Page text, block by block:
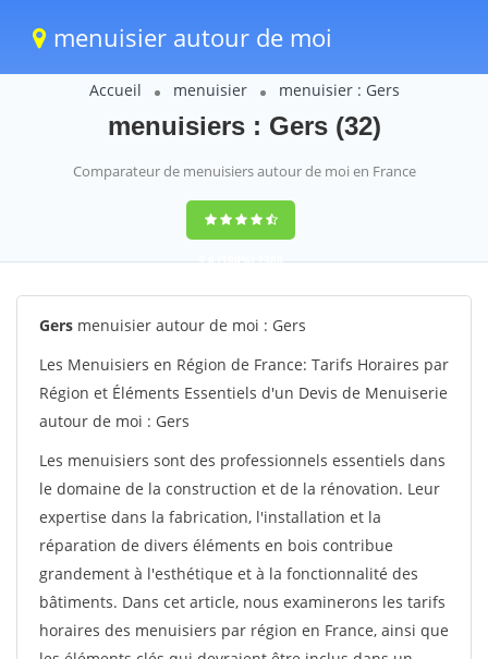
menuisier autour de moi
Accueil menuisier menuisier : Gers
menuisiers : Gers (32)
Comparateur de menuisiers autour de moi en France
9,6(100%)1388
votes
Gers menuisier autour de moi : Gers
Les Menuisiers en Région de France: Tarifs Horaires par
Région et Éléments Essentiels d'un Devis de Menuiserie
autour de moi : Gers
Les menuisiers sont des professionnels essentiels dans
le domaine de la construction et de la rénovation. Leur
expertise dans la fabrication, l'installation et la
réparation de divers éléments en bois contribue
grandement à l'esthétique et à la fonctionnalité des
bâtiments. Dans cet article, nous examinerons les tarifs
horaires des menuisiers par région en France, ainsi que